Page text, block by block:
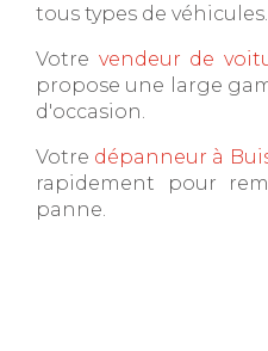
tous types de véhicules.
Votre vendeur de
propose une large
d'occasion.
Votre dépanneur à
rapidement pour
panne.